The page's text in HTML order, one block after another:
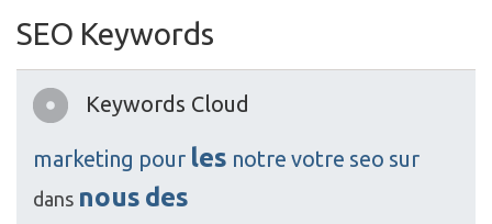
SEO Keywords
Keywords Cloud
marketing pour les notre votre seo sur
dans nous des